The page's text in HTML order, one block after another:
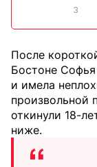
3
После
Бостоне
и имела
произвольной
откинули 18-
ниже.